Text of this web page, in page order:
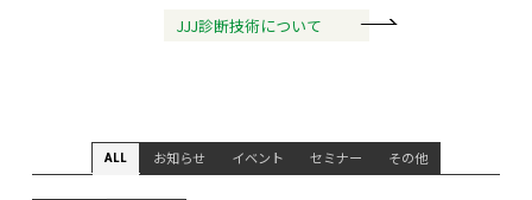
JJJ診断技術について
ALL お知らせ イベント セミナー その他